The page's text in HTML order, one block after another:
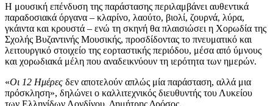
Η μουσική επένδυση της παράστασης περιλαμβάνει αυθεντικά
παραδοσιακά όργανα – κλαρίνο, λαούτο, βιολί, ζουρνά, λύρα,
γκάιντα και κρουστά – ενώ τη σκηνή θα πλαισιώσει η Χορωδία της
Σχολής Βυζαντινής Μουσικής, προσδίδοντας το πνευματικό και
λειτουργικό στοιχείο της εορταστικής περιόδου, μέσα από ύμνους
και χορωδιακά μέλη που αναδεικνύουν τη ιερότητα των ημερών.
«Οι 12 Ημέρες δεν αποτελούν απλώς μία παράσταση, αλλά μια
πρόσκληση», δηλώνει ο καλλιτεχνικός διευθυντής του Λυκείου
των Ελληνίδων Λονδίνου, Δημήτρης Δρόσος.